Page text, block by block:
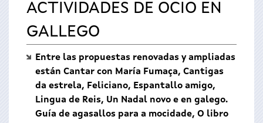
aquíACTIVIDADES DE OCIO EN
GALLEGO
Entre las propuestas renovadas y ampliadas
están Cantar con María Fumaça, Cantigas
da estrela, Feliciano, Espantallo amigo,
Lingua de Reis, Un Nadal novo e en galego.
Guía de agasallos para a mocidade, O libro